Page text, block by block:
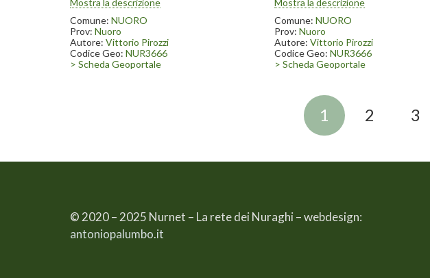
della strada da Nuoro per Bitti. Come
altri nuraghi è presente una grande
quercia all’interno della tholos franata
Comune: NUORO
Prov: Nuoro
Autore: Vittorio Pirozzi
Codice Geo: NUR3666
> Scheda Geoportale
della strada da Nuoro per Bitti. Come
altri nuraghi è presente una grande
quercia all’interno della tholos franata
Comune: NUORO
Prov: Nuoro
Autore: Vittorio Pirozzi
Codice Geo: NUR3666
> Scheda Geoportale
1 2 3
© 2020 – 2025 Nurnet – La rete dei Nuraghi – webdesign:
antoniopalumbo.it